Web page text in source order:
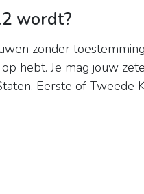
wordt?
zonder
hebt. Je mag jouw
Eerste of Tweede